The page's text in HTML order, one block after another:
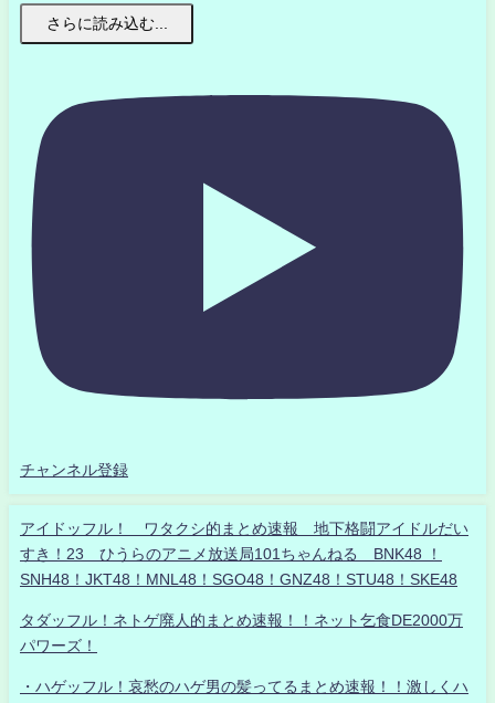
さらに読み込む...
チャンネル登録
アイドッフル！ ワタクシ的まとめ速報 地下格闘アイドルだい
すき！23 ひうらのアニメ放送局101ちゃんねる BNK48 ！
SNH48！JKT48！MNL48！SGO48！GNZ48！STU48！SKE48
タダッフル！ネトゲ廃人的まとめ速報！！ネット乞食DE2000万
パワーズ！
・ハゲッフル！哀愁のハゲ男の髪ってるまとめ速報！！激しくハ